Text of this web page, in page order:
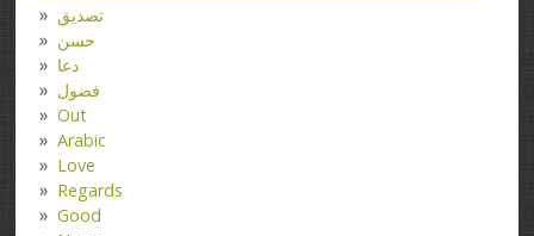
تصدیق
حسن
دعا
فضول
Out
Arabic
Love
Regards
Good